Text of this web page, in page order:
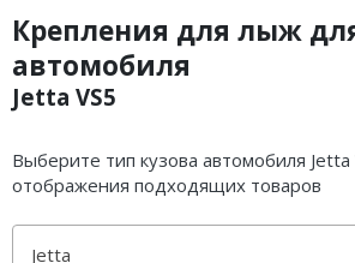
Крепления для лыж
автомобиля
Jetta VS5
Выберите тип кузова автомобиля Jetta
отображения подходящих товаров
Jetta
Крепления для лыж
Грузовые корзины
Услуги